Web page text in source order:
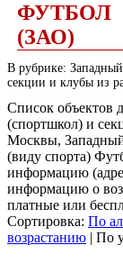
ФУТБОЛ
(ЗАО)
В рубрике:
секции и клубы из
Список объектов
(спортшкол) и
Москвы,
(виду спорта)
информацию
информацию о
платные или
Сортировка: По
возрастанию | По